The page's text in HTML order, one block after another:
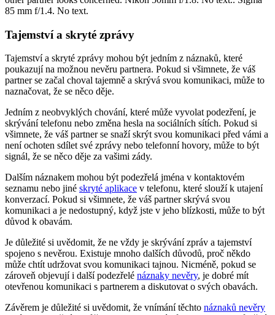
Tajemství a skryté zprávy
Tajemství a skryté zprávy mohou být jedním z náznaků, které
poukazují na možnou nevěru partnera. Pokud si všimnete, že váš
partner se začal choval tajemně a skrývá svou komunikaci, může to
naznačovat, že se něco děje.
Jedním z neobvyklých chování, které může vyvolat podezření, je
skrývání telefonu nebo změna hesla na sociálních sítích. Pokud si
všimnete, že váš partner se snaží skrýt svou komunikaci před vámi a
není ochoten sdílet své zprávy nebo telefonní hovory, může to být
signál, že se něco děje za vašimi zády.
Dalším náznakem mohou být podezřelá jména v kontaktovém
seznamu nebo jiné skryté aplikace v telefonu, které slouží k utajení
konverzací. Pokud si všimnete, že váš partner skrývá svou
komunikaci a je nedostupný, když jste v jeho blízkosti, může to být
důvod k obavám.
Je důležité si uvědomit, že ne vždy je skrývání zpráv a tajemství
spojeno s nevěrou. Existuje mnoho dalších důvodů, proč někdo
může chtít udržovat svou komunikaci tajnou. Nicméně, pokud se
zároveň objevují i další podezřelé náznaky nevěry, je dobré mít
otevřenou komunikaci s partnerem a diskutovat o svých obavách.
Závěrem je důležité si uvědomit, že vnímání těchto náznaků nevěry